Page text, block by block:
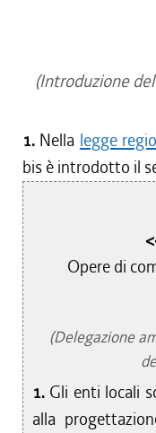
(Introduzione
1. Nella legge
bis è introdotto il
Opere di
(Delegazione
1. Gli enti locali
alla